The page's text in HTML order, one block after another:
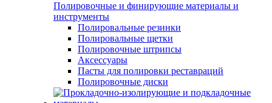
Полировочные и финирующие материалы и
инструменты
Полировальные резинки
Полировальные щетки
Полировочные штрипсы
Аксессуары
Пасты для полировки реставраций
Полировочные диски